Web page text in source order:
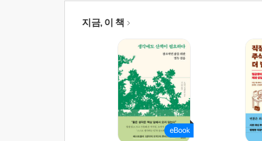
지금, 이 책